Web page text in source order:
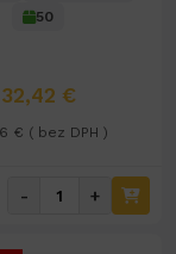
50
32,42 €
€ ( bez DPH )
- +